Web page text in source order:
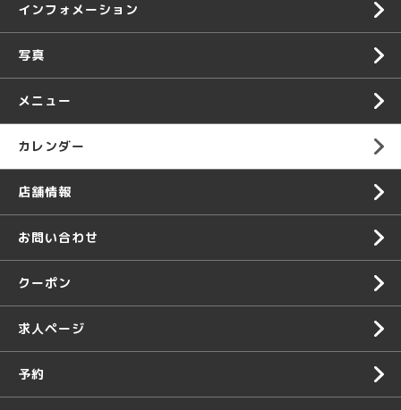
インフォメーション
写真
メニュー
カレンダー
店舗情報
お問い合わせ
クーポン
求人ページ
予約